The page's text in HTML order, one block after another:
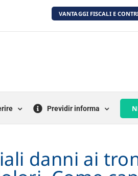
VANTAGGI FISCALI E
Previdir informa
danni ai